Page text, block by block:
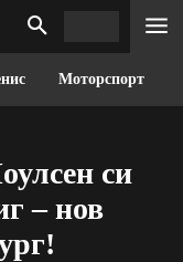
Моторспорт
си
– нов